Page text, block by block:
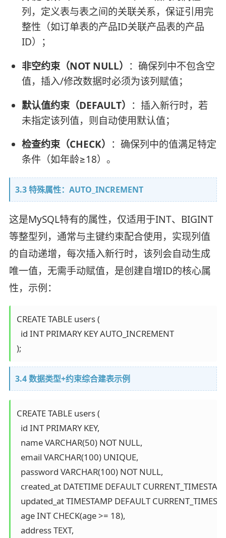
列，定义表与表之间的关联关系，保证引用完
整性（如订单表的产品ID关联产品表的产品
ID）；
非空约束（NOT NULL） ：确保列中不包含空
值，插入/修改数据时必须为该列赋值；
默认值约束（DEFAULT） ：插入新行时，若
未指定该列值，则自动使用默认值；
检查约束（CHECK） ：确保列中的值满足特定
条件（如年龄≥18）。
3.3 特殊属性：AUTO_INCREMENT
这是MySQL特有的属性，仅适用于INT、BIGINT
等整型列，通常与主键约束配合使用，实现列值
的自动递增，每次插入新行时，该列会自动生成
唯一值，无需手动赋值，是创建自增ID的核心属
性，示例：
CREATE TABLE users (
  id INT PRIMARY KEY AUTO_INCREMENT
);
3.4 数据类型+约束综合建表示例
CREATE TABLE users (
  id INT PRIMARY KEY,
  name VARCHAR(50) NOT NULL,
  email VARCHAR(100) UNIQUE,
  password VARCHAR(100) NOT NULL,
created_at DATETIME DEFAULT
updated_at TIMESTAMP DEFAULT
  age INT CHECK(age >= 18),
  address TEXT,